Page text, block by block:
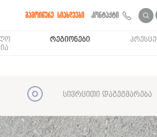
გამოიწერე სიახლეები კონტაქტი
რეგიონები
სივრცითი დაგეგმარება